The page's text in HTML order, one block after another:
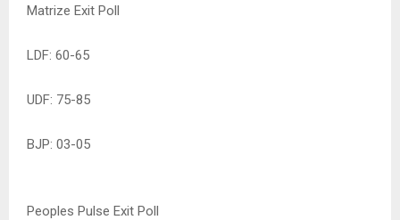
Matrize Exit Poll
LDF: 60-65
UDF: 75-85
BJP: 03-05
Peoples Pulse Exit Poll